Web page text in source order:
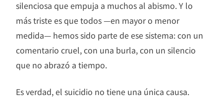
silenciosa que empuja a muchos al abismo. Y lo
más triste es que todos —en mayor o menor
medida— hemos sido parte de ese sistema: con un
comentario cruel, con una burla, con un silencio
que no abrazó a tiempo.
Es verdad, el suicidio no tiene una única causa.